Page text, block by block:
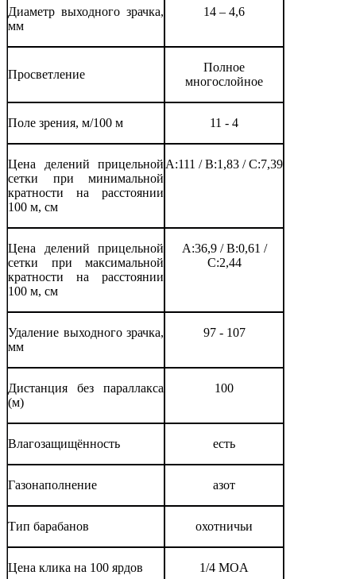
Диаметр выходного зрачка,
мм
14 – 4,6
Просветление
Полное
многослойное
Поле зрения, м/100 м 11 - 4
Цена делений прицельной
сетки при минимальной
кратности на расстоянии
100 м, см
A:111 / B:1,83 / C:7,39
Цена делений прицельной
сетки при максимальной
кратности на расстоянии
100 м, см
A:36,9 / B:0,61 /
C:2,44
Удаление выходного зрачка,
мм
97 - 107
Дистанция без параллакса
(м)
100
Влагозащищённость есть
Газонаполнение азот
Тип барабанов охотничьи
Цена клика на 100 ярдов 1/4 MOA